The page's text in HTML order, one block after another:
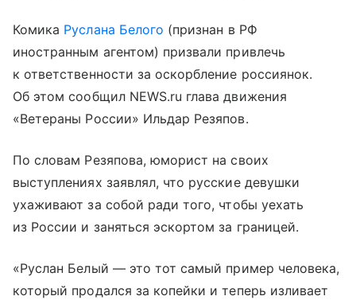
Комика Руслана Белого (признан в РФ
иностранным агентом) призвали привлечь
к ответственности за оскорбление россиянок.
Об этом сообщил NEWS.ru глава движения
«Ветераны России» Ильдар Резяпов.
По словам Резяпова, юморист на своих
выступлениях заявлял, что русские девушки
ухаживают за собой ради того, чтобы уехать
из России и заняться эскортом за границей.
«Руслан Белый — это тот самый пример человека,
который продался за копейки и теперь изливает